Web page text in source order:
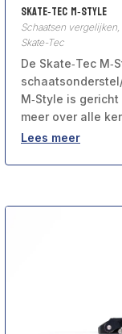
Skate‑Tec M‑Style
Schaatsen vergelijken
Skate-Tec
De Skate‑Tec
M‑Style is
meer over alle
Lees meer